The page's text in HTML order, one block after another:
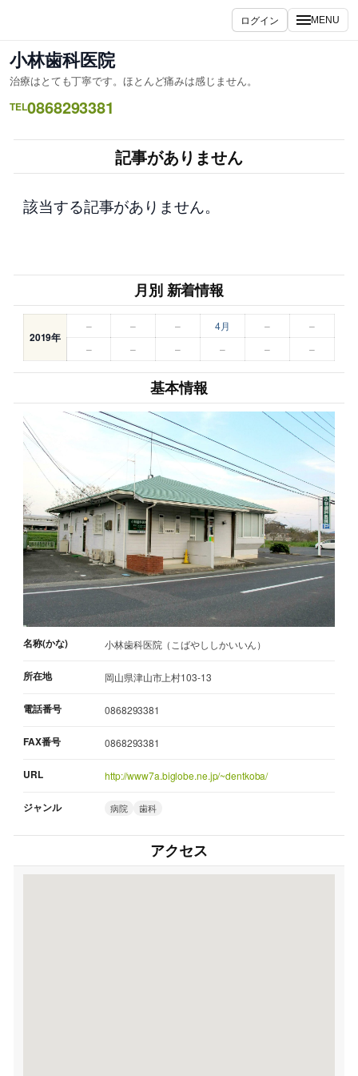
ス
キ
ッ
ログイン MENU
小林歯科医院
治療はとても丁寧です。ほとんど痛みは感じません。
TEL0868293381
記事がありません
該当する記事がありません。
月別 新着情報
2019年
– – – 4月 –
–
–
– – – – –
基本情報
名称(かな) 小林歯科医院（こばやししかいいん）
所在地 岡山県津山市上村103-13
電話番号 0868293381
FAX番号 0868293381
URL http://www7a.biglobe.ne.jp/~dentkoba/
ジャンル 病院 歯科
アクセス